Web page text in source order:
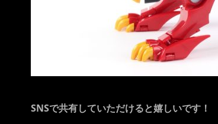
SNSで共有していただけると嬉しいです！